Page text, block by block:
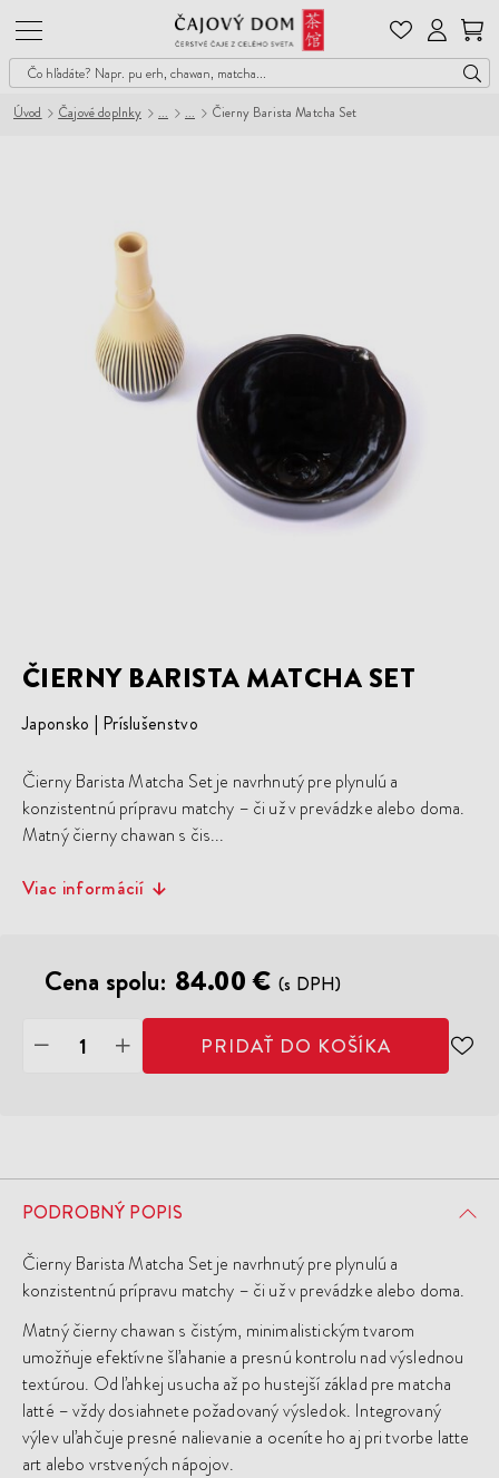
Čajový
Dom
Úvod Čajové doplnky Čierny Barista Matcha Set
ČIERNY BARISTA MATCHA SET
Japonsko Príslušenstvo
Čierny Barista Matcha Set je navrhnutý pre plynulú a
konzistentnú prípravu matchy – či už v prevádzke alebo doma.
Matný čierny chawan s čis...
Viac informácií
Cena spolu: 84.00 € (s DPH)
PRIDAŤ DO KOŠÍKA
PODROBNÝ POPIS
Čierny Barista Matcha Set je navrhnutý pre plynulú a
konzistentnú prípravu matchy – či už v prevádzke alebo doma.
Matný čierny chawan s čistým, minimalistickým tvarom
umožňuje efektívne šľahanie a presnú kontrolu nad výslednou
textúrou. Od ľahkej usucha až po hustejší základ pre matcha
latté – vždy dosiahnete požadovaný výsledok. Integrovaný
výlev uľahčuje presné nalievanie a oceníte ho aj pri tvorbe latte
art alebo vrstvených nápojov.